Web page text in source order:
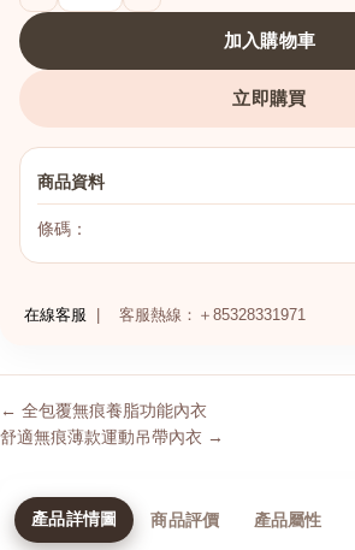
加入購物車
立即購買
商品資料
條碼：
在線客服 客服熱線：＋85328331971
← 全包覆無痕養脂功能內衣
舒適無痕薄款運動吊帶內衣 →
產品詳情圖 商品評價 產品屬性